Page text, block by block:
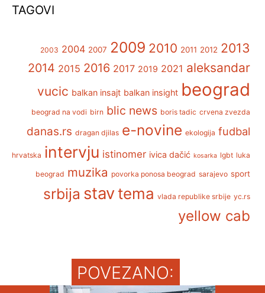
TAGOVI
2003 2004 2007 2009 2010 2011 2012 2013
2014 2015 2016 2017 2019 2021 aleksandar
vucic balkan insajt balkan insight beograd
beograd na vodi birn blic news boris tadic crvena zvezda
danas.rs dragan djilas e-novine ekologija fudbal
hrvatska intervju istinomer ivica dačić kosarka lgbt luka
beograd muzika povorka ponosa beograd sarajevo sport
srbija stavtema vlada republike srbije yc.rs
yellow cab
POVEZANO: